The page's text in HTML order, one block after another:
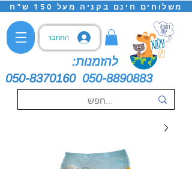
משלוחים חינם בקניה מעל 150 ש"ח
התחבר
להזמנות:
050-8370160 050-8890883